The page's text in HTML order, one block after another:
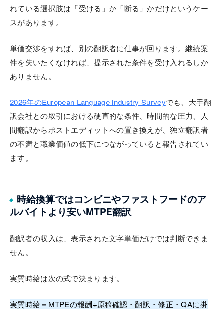
れている選択肢は「受ける」か「断る」かだけというケー
スがあります。
単価交渉をすれば、別の翻訳者に仕事が回ります。継続案
件を失いたくなければ、提示された条件を受け入れるしか
ありません。
2026年のEuropean Language Industry Surveyでも、大手翻
訳会社との取引における硬直的な条件、時間的な圧力、人
間翻訳からポストエディットへの置き換えが、独立翻訳者
の不満と職業価値の低下につながっていると報告されてい
ます。
時給換算ではコンビニやファストフードのア
ルバイトより安いMTPE翻訳
翻訳者の収入は、表示された文字単価だけでは判断できま
せん。
実質時給は次の式で決まります。
実質時給＝MTPEの報酬÷原稿確認・翻訳・修正・QAに掛